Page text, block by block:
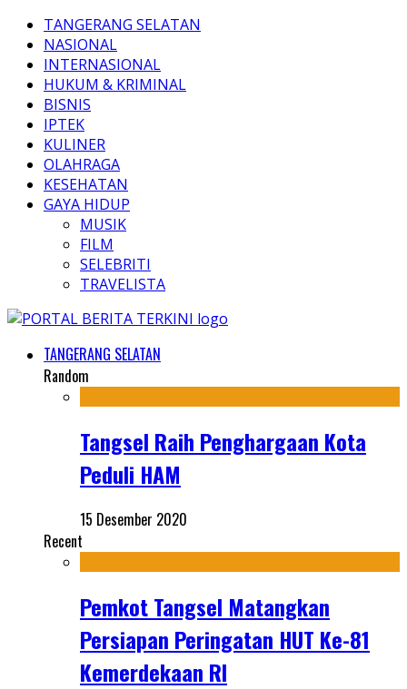
TANGERANG SELATAN
NASIONAL
INTERNASIONAL
HUKUM & KRIMINAL
BISNIS
IPTEK
KULINER
OLAHRAGA
KESEHATAN
GAYA HIDUP
MUSIK
FILM
SELEBRITI
TRAVELISTA
TANGERANG SELATAN
Random
Tangsel Raih Penghargaan Kota
Peduli HAM
15 Desember 2020
Recent
Pemkot Tangsel Matangkan
Persiapan Peringatan HUT Ke-81
Kemerdekaan RI